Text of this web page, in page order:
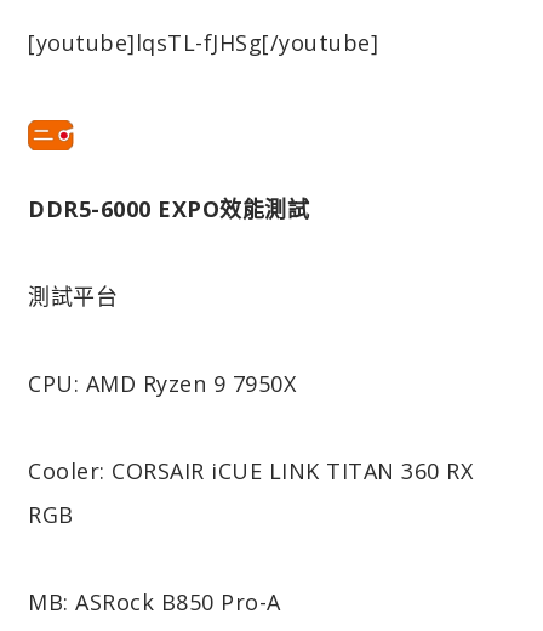
[youtube]lqsTL-fJHSg[/youtube]
DDR5-6000 EXPO效能測試
測試平台
CPU: AMD Ryzen 9 7950X
Cooler: CORSAIR iCUE LINK TITAN 360 RX
RGB
MB: ASRock B850 Pro-A